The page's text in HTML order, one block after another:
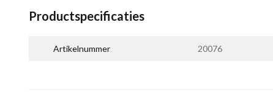
Productspecificaties
Artikelnummer 20076